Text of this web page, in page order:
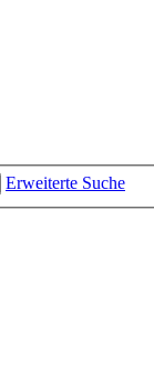
Erweiterte Suche